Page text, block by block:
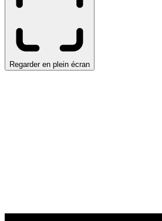
Regarder en plein écran